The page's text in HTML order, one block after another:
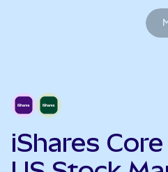
iShares